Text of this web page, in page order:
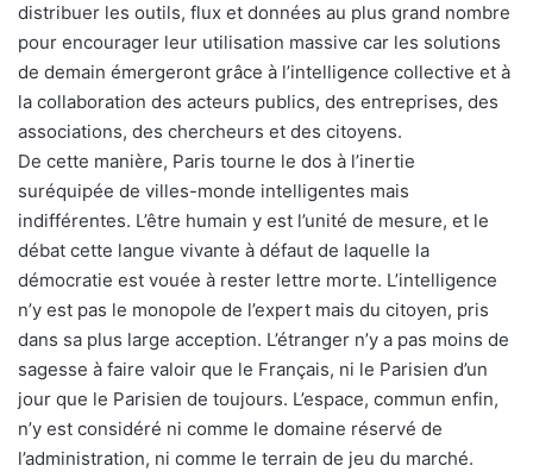
distribuer les outils, flux et données au plus grand nombre
pour encourager leur utilisation massive car les solutions
de demain émergeront grâce à l’intelligence collective et à
la collaboration des acteurs publics, des entreprises, des
associations, des chercheurs et des citoyens.
De cette manière, Paris tourne le dos à l’inertie
suréquipée de villes-monde intelligentes mais
indifférentes. L’être humain y est l’unité de mesure, et le
débat cette langue vivante à défaut de laquelle la
démocratie est vouée à rester lettre morte. L’intelligence
n’y est pas le monopole de l’expert mais du citoyen, pris
dans sa plus large acception. L’étranger n’y a pas moins de
sagesse à faire valoir que le Français, ni le Parisien d’un
jour que le Parisien de toujours. L’espace, commun enfin,
n’y est considéré ni comme le domaine réservé de
l’administration, ni comme le terrain de jeu du marché.